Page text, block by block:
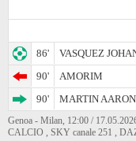
86'
VASQUEZ
90'
AMORIM
90'
MARTIN AARON
Genoa - Milan, 12:00 /
CALCIO , SKY canale 251 ,